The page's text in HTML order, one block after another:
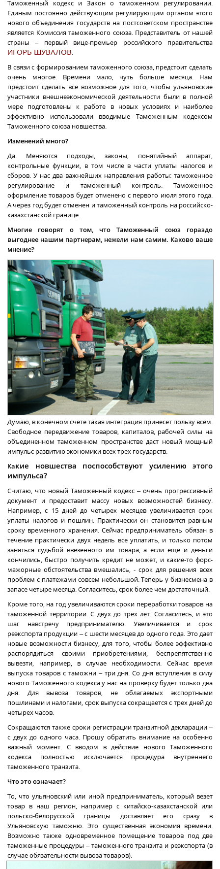
Таможенный кодекс и Закон о таможенном регулировании.
Единым постоянно действующим регулирующим органом этого
нового объединения государствна постсоветском пространстве
является Комиссия таможенного союза. Представитель от нашей
страны – первый вице-премьер российского правительства
ИГОРЬ ШУВАЛОВ.
В связи с формированием таможенного союза,предстоит сделать
очень многое. Времени мало, чуть больше месяца. Нам
предстоит сделать все возможное для того, чтобы ульяновские
участники внешнеэкономической деятельности были в полной
мере подготовлены к работе в новых условиях и наиболее
эффективно использовали вводимые Таможенным кодексом
Таможенного союза новшества.
Изменений много?
Да. Меняются подходы, законы, понятийный аппарат,
контрольные функции, в том числе в части уплаты налогов и
сборов. У нас два важнейших направления работы: таможенное
регулирование и таможенный контроль. Таможенное
оформление товаров будет отменено с первого июля этого года.
А через годбудет отменен и таможенный контроль на российско-
казахстанской границе.
Многие говорят о том, что Таможенный союз гораздо
выгоднее нашим партнерам, нежели нам самим. Каково ваше
мнение?
Думаю, в конечном счете такая интеграция принесет пользу всем.
Свободное передвижение товаров, капиталов, рабочей силы на
объединенном таможенном пространстве даст новый мощный
импульс развитию экономики всех трех государств.
Какие новшества поспособствуют усилению этого
импульса?
Считаю, что новый Таможенный кодекс – очень прогрессивный
документ и предоставит массу новых возможностей бизнесу.
Например,с 15 дней до четырех месяцев увеличивается срок
уплаты налогов и пошлин. Практически он становится равным
сроку временного хранения. Сейчас предприниматель обязан в
течение практически двух недель все уплатить, и только потом
заняться судьбой ввезенного им товара, а если еще и деньги
кончились, быстро получить кредит не может, и какие-то форс-
мажорные обстоятельства вмешались, - срок для решения всех
проблем с платежами совсем небольшой. Теперь у бизнесмена в
запасе четыре месяца. Согласитесь, срок более чем достаточный.
Кроме того, на год увеличиваются сроки переработки товаров на
таможенной территории. С двух до трех лет. Согласитесь, и это
шаг навстречу предпринимателю. Увеличивается и срок
реэкспорта продукции – с шести месяцев до одного года. Это дает
новые возможности бизнесу, для того, чтобы более эффективно
распорядиться своими приобретениями, беспрепятственно
вывезти, например, в случае необходимости. Сейчас время
выпуска товаров с таможни– три дня.Со дня вступления в силу
нового Таможенного кодекса у нас на проверку будет только два
дня. Для вывоза товаров, не облагаемых экспортными
пошлинами и налогами, срок выпуска сокращается с трех дней до
четырех часов.
Сокращаются также сроки регистрации транзитной декларации –
с двух до одного часа. Прошу обратить внимание на особенно
важный момент. С вводом в действие нового Таможенного
кодекса полностью исключается процедура внутреннего
таможенного транзита.
Что это означает?
То, что ульяновский или иной предприниматель, который везет
товар в наш регион, например с китайско-казахстанской или
польско-белорусской границы доставляет его сразу в
Ульяновскуютаможню.
Это существенная экономия времени.
Возможно также одновременное помещение товаров под две
таможенные процедуры – таможенного транзита и реэкспорта (в
случае обязательности вывоза товаров).